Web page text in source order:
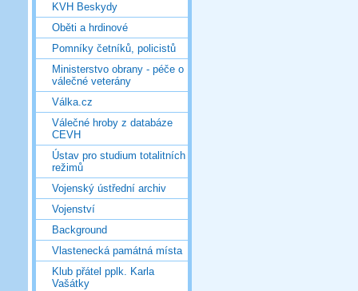
KVH Beskydy
Oběti a hrdinové
Pomníky četníků, policistů
Ministerstvo obrany - péče o
válečné veterány
Válka.cz
Válečné hroby z databáze
CEVH
Ústav pro studium totalitních
režimů
Vojenský ústřední archiv
Vojenství
Background
Vlastenecká památná místa
Klub přátel pplk. Karla
Vašátky